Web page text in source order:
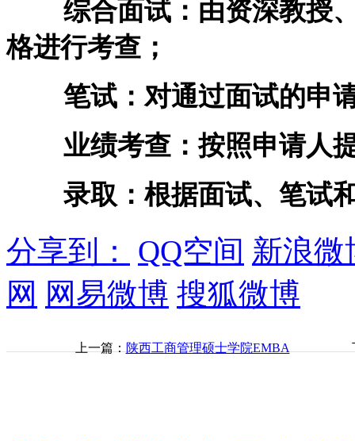
综合面试：由资深教授、
格进行考查；
笔试：对通过面试的申请
业绩考查：按照申请人提
录取：根据面试、笔试和
分享到： QQ空间 新浪微
网 网易微博 搜狐微博
上一篇： 陕西工商管理硕士学院EMBA